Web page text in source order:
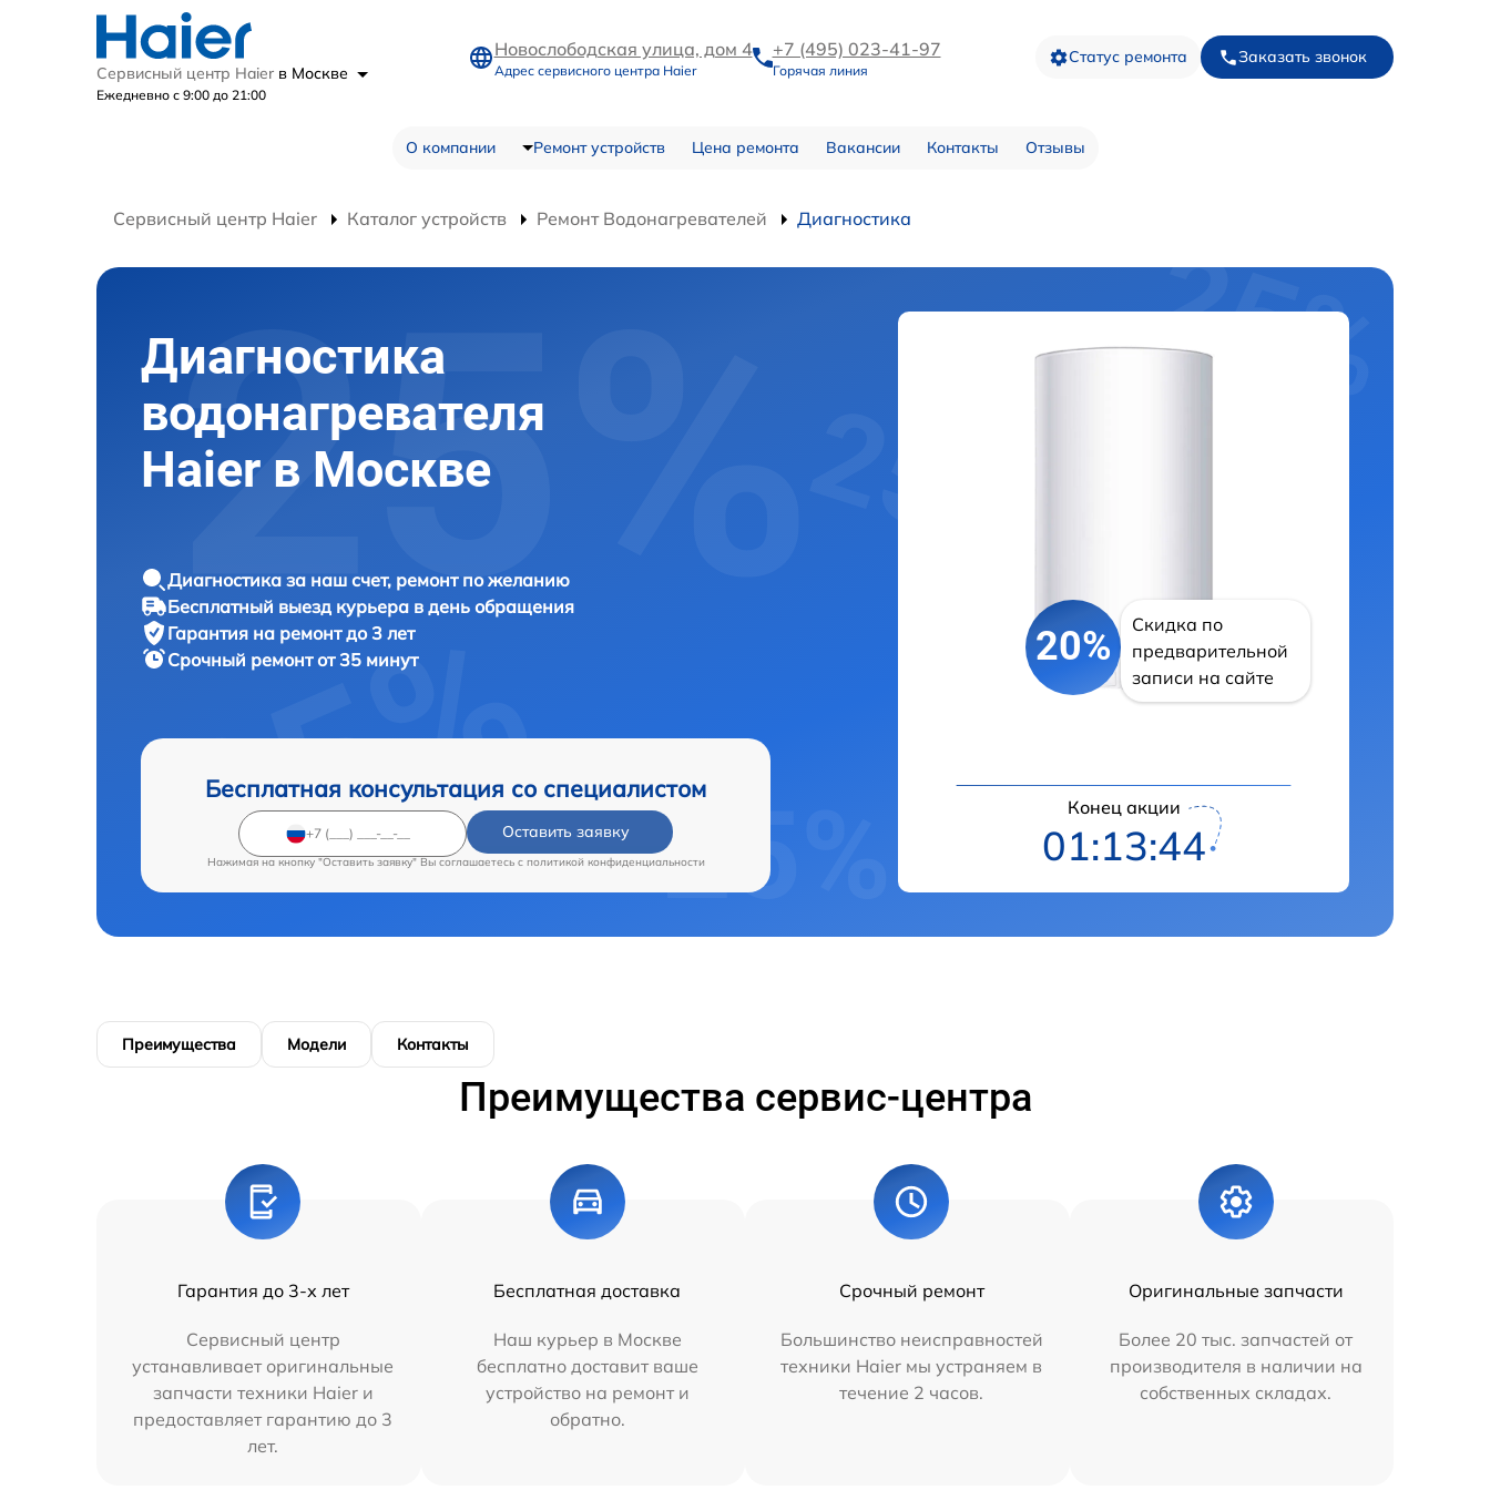
Сервисный центр Haier в Москве
Ежедневно с 9:00 до 21:00
Новослободская улица, дом 4
Адрес сервисного центра Haier
+7 (495) 023-41-97
Горячая линия
Статус ремонта Заказать звонок
О компании Ремонт устройств Цена ремонта Вакансии Контакты Отзывы
Сервисный центр Haier Каталог устройств Ремонт Водонагревателей Диагностика
Диагностика
водонагревателя
Haier в Москве
Диагностика за наш счет, ремонт по желанию
Бесплатный выезд курьера в день обращения
Гарантия на ремонт до 3 лет
Срочный ремонт от 35 минут
Бесплатная консультация со специалистом
Оставить заявку
Нажимая на кнопку "Оставить заявку" Вы соглашаетесь c политикой конфиденциальности
20%
Скидка по
предварительной
записи на сайте
Конец акции
01:13:43
Преимущества Модели Контакты
Преимущества сервис-центра
Гарантия до 3-х лет
Сервисный центр
устанавливает оригинальные
запчасти техники Haier и
предоставляет гарантию до 3
лет.
Бесплатная доставка
Наш курьер в Москве
бесплатно доставит ваше
устройство на ремонт и
обратно.
Срочный ремонт
Большинство неисправностей
техники Haier мы устраняем в
течение 2 часов.
Оригинальные запчасти
Более 20 тыс. запчастей от
производителя в наличии на
собственных складах.